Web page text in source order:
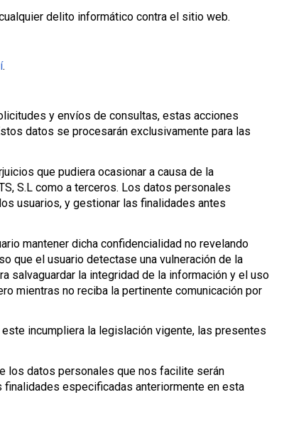
delito informático contra el sitio web.
.
y envíos de consultas, estas acciones
datos se procesarán exclusivamente para las
que pudiera ocasionar a causa de la
S.L como a terceros. Los datos personales
usuarios, y gestionar las finalidades antes
mantener dicha confidencialidad no revelando
que el usuario detectase una vulneración de la
salvaguardar la integridad de la información y el uso
mientras no reciba la pertinente comunicación por
incumpliera la legislación vigente, las presentes
los datos personales que nos facilite serán
finalidades especificadas anteriormente en esta